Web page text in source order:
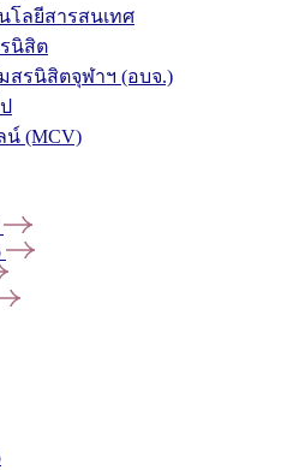
โลยีสารสนเทศ
นิสิต
สรนิสิตจุฬาฯ (อบจ.)
น์ (MCV)